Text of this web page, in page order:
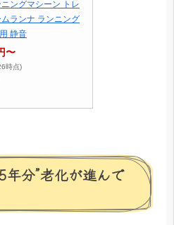
ングマシーン トレ
ランナ ランニング
静音
〜
時点)
年分”老化が進んで